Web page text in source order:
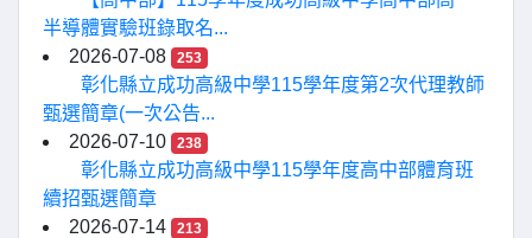
半導體實驗班錄取名...
2026-07-08
253
彰化縣立成功高級中學115學年度第2次代理教師
甄選簡章(一次公告...
2026-07-10
238
彰化縣立成功高級中學115學年度高中部體育班
續招甄選簡章
2026-07-14
213